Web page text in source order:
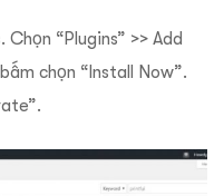
“Plugins” >> Add
chọn “Install Now”.